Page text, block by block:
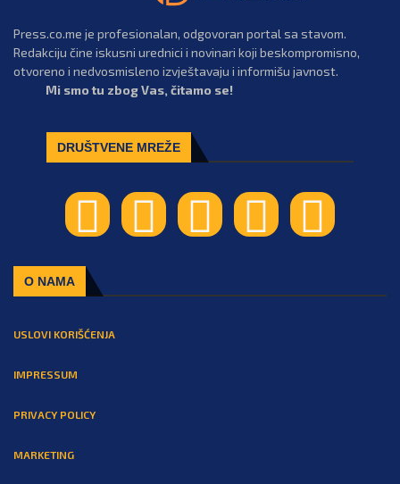
Press.co.me je profesionalan, odgovoran portal sa stavom.
Redakciju čine iskusni urednici i novinari koji beskompromisno,
otvoreno i nedvosmisleno izvještavaju i informišu javnost.
Mi smo tu zbog Vas, čitamo se!
DRUŠTVENE MREŽE
O NAMA
USLOVI KORIŠĆENJA
IMPRESSUM
PRIVACY POLICY
MARKETING